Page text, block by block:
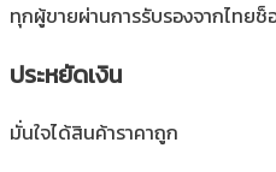
ทุกผู้ขายผ่านการรับรองจากไทยช็
ประหยัดเงิน
มั่นใจได้สินค้าราคาถูก